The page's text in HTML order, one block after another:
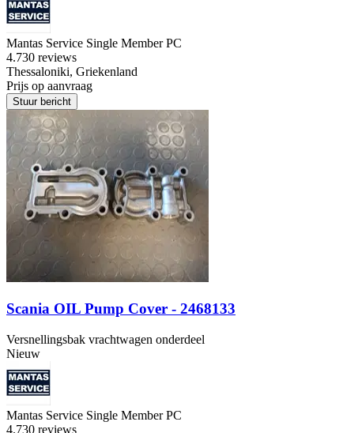
Mantas Service Single Member PC
4.730 reviews
Thessaloniki, Griekenland
Prijs op aanvraag
Stuur bericht
Scania OIL Pump Cover - 2468133
Versnellingsbak vrachtwagen onderdeel
Nieuw
Mantas Service Single Member PC
4.730 reviews